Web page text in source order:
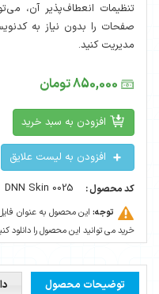
تنظیمات انعطاف‌پذیر آن،
صفحات را بدون نیاز به
مدیریت کنید.
افزودن به سبد خرید
افزودن به لیست علایق
کد محصول : DNN Skin 0025
توجه: این محصول به عنوان
خرید می توانید این محصول را دانلود
توضیحات محصول